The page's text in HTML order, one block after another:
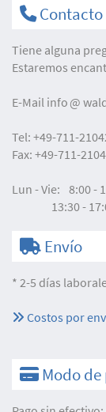
Contacto
Tiene alguna
Estaremos
E-Mail info
Tel: +49-711-
Fax: +49-711-
Lun - Vie: 8:00 -
13:30 -
Envío
* 2-5 días
Costos por
Modo